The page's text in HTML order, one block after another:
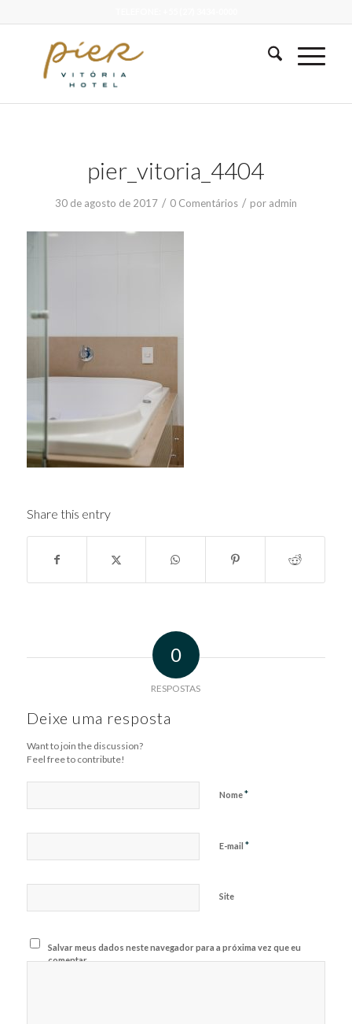
pier_vitoria_4404
30 de agosto de 2017 / 0 Comentários / por admin
Share this entry
0
RESPOSTAS
Deixe uma resposta
Want to join the discussion?
Feel free to contribute!
Nome*
E-mail *
Site
Salvar meus dados neste navegador para a próxima vez que eu
comentar.